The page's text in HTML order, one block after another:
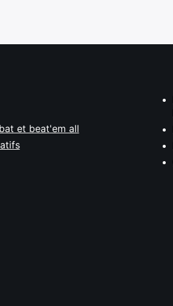
et beat'em all